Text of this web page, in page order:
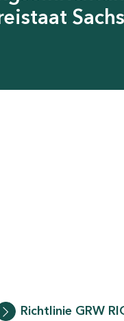
Richtlinie GRW